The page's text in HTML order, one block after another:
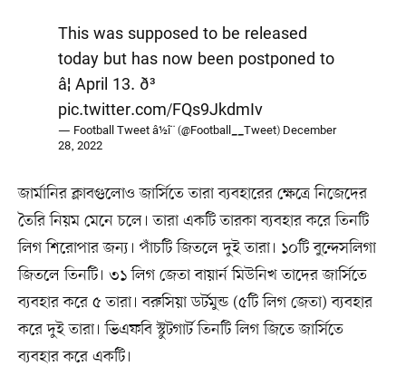
This was supposed to be released
today but has now been postponed to
â¦ April 13. ð³
pic.twitter.com/FQs9JkdmIv
— Football Tweet â½î¨ (@Football__Tweet) December
28, 2022
জার্মানির ক্লাবগুলোও জার্সিতে তারা ব্যবহারের ক্ষেত্রে নিজেদের
তৈরি নিয়ম মেনে চলে। তারা একটি তারকা ব্যবহার করে তিনটি
লিগ শিরোপার জন্য। পাঁচটি জিতলে দুই তারা। ১০টি বুন্দেসলিগা
জিতলে তিনটি। ৩১ লিগ জেতা বায়ার্ন মিউনিখ তাদের জার্সিতে
ব্যবহার করে ৫ তারা। বরুসিয়া ডর্টমুন্ড (৫টি লিগ জেতা) ব্যবহার
করে দুই তারা। ভিএফবি স্টুটগার্ট তিনটি লিগ জিতে জার্সিতে
ব্যবহার করে একটি।